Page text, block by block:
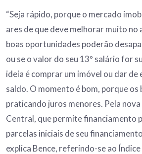
“Seja rápido, porque o mercado
ares de que deve melhorar muito no
boas oportunidades poderão
ou se o valor do seu 13º salário for
ideia é comprar um imóvel ou dar de
saldo. O momento é bom, porque os
praticando juros menores. Pela
Central, que permite financiamento
parcelas iniciais de seu
explica Bence, referindo-se ao